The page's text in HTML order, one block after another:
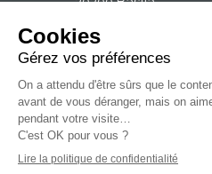
Fax : 04 95 32 52 42
© Copyright 2015